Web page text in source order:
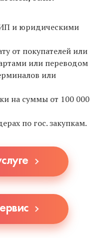
и юридическими
от покупателей или
или переводом
или
на суммы от 100 000
по гос. закупкам.